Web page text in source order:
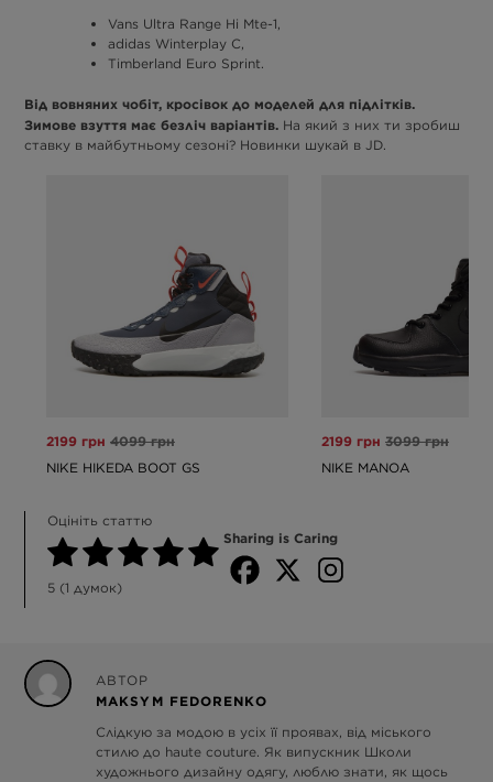
Vans Ultra Range Hi Mte-1,
adidas Winterplay C,
Timberland Euro Sprint.
Від вовняних чобіт, кросівок до моделей для підлітків.
Зимове взуття має безліч варіантів. На який з них ти зробиш
ставку в майбутньому сезоні? Новинки шукай в JD.
2199 грн 4099 грн
NIKE HIKEDA BOOT GS
2199 грн 3099 грн
NIKE MANOA
Оцініть статтю
5 (1 думок)
Sharing is Caring
АВТОР
MAKSYM FEDORENKO
Слідкую за модою в усіх її проявах, від міського
стилю до haute couture. Як випускник Школи
художнього дизайну одягу, люблю знати, як щось